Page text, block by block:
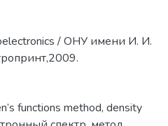
/ ОНУ имени И. И.
functions method, density